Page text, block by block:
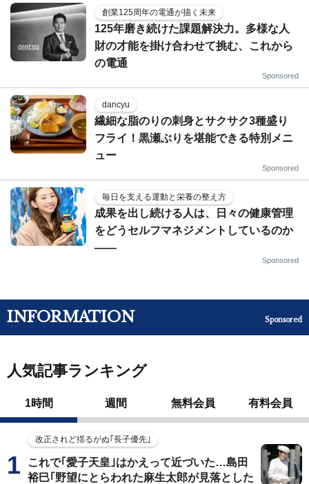
創業125周年の電通が描く未来
125年磨き続けた課題解決力。多様な人
財の才能を掛け合わせて挑む、これから
の電通
Sponsored
dancyu
繊細な脂のりの刺身とサクサク3種盛り
フライ！黒瀬ぶりを堪能できる特別メニ
ュー
Sponsored
毎日を支える運動と栄養の整え方
成果を出し続ける人は、日々の健康管理
をどうセルフマネジメントしているのか
——
Sponsored
INFORMATION Sponsored
人気記事ランキング
1時間 週間 無料会員 有料会員
改正されど揺るがぬ｢長子優先｣
これで｢愛子天皇｣はかえって近づいた…島田
裕巳｢野望にとらわれた麻生太郎が見落とした